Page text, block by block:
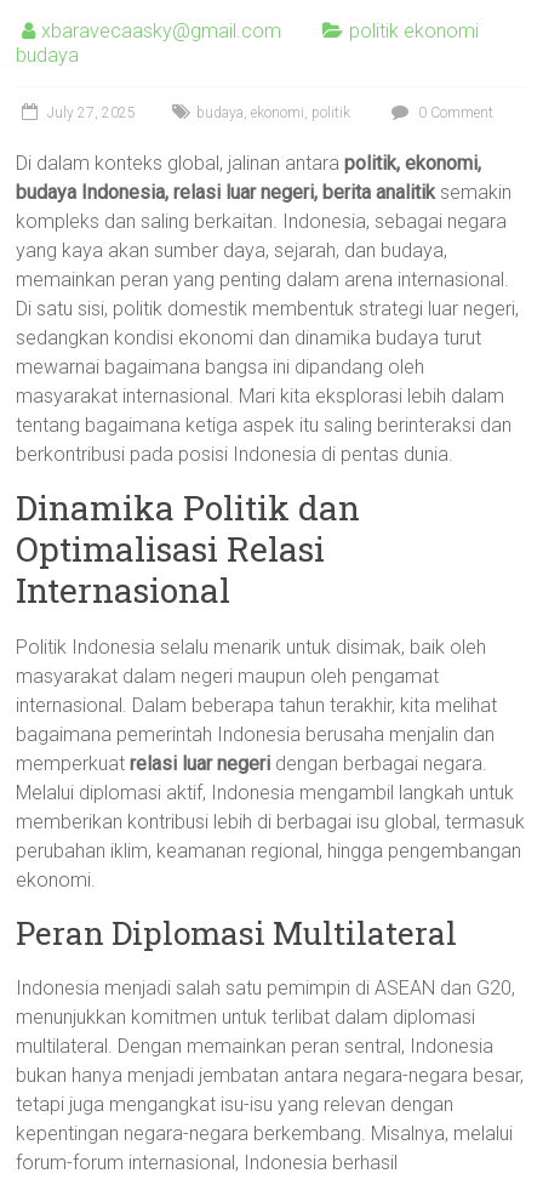
xbaravecaasky@gmail.com
politik ekonomi
budaya
July 27, 2025 budaya,ekonomi, politik 0 Comment
Di dalam konteks global, jalinan antarapolitik, ekonomi,
budaya Indonesia, relasi luar negeri, berita analitiksemakin
kompleks dan saling berkaitan. Indonesia, sebagai negara
yang kaya akan sumber daya, sejarah, dan budaya,
memainkan peran yang penting dalam arena internasional.
Di satu sisi, politik domestik membentuk strategi luar negeri,
sedangkan kondisi ekonomi dan dinamika budaya turut
mewarnai bagaimana bangsa ini dipandang oleh
masyarakat internasional. Mari kita eksplorasi lebih dalam
tentang bagaimana ketiga aspek itu saling berinteraksi dan
berkontribusi pada posisi Indonesia di pentas dunia.
Dinamika Politik dan
Optimalisasi Relasi
Internasional
Politik Indonesia selalu menarik untuk disimak, baik oleh
masyarakat dalam negeri maupun oleh pengamat
internasional. Dalam beberapa tahun terakhir, kita melihat
bagaimana pemerintah Indonesia berusaha menjalin dan
memperkuatrelasi luar negeri dengan berbagai negara.
Melalui diplomasi aktif, Indonesia mengambil langkah untuk
memberikan kontribusi lebih di berbagai isu global, termasuk
perubahan iklim, keamanan regional, hingga pengembangan
ekonomi.
Peran Diplomasi Multilateral
Indonesia menjadi salah satu pemimpin di ASEAN dan G20,
menunjukkan komitmen untuk terlibat dalam diplomasi
multilateral. Dengan memainkan peran sentral, Indonesia
bukan hanya menjadi jembatan antara negara-negara besar,
tetapi juga mengangkat isu-isu yang relevan dengan
kepentingan negara-negara berkembang. Misalnya, melalui
forum-forum internasional, Indonesia berhasil